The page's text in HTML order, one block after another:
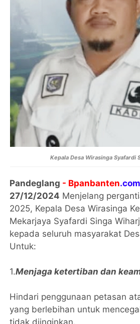
Kepala Desa Wirasinga Syafardi
Pandeglang - Bpanbanten
27/12/2024 Menjelang
2025, Kepala Desa Wirasinga
Mekarjaya Syafardi Singa
kepada seluruh masyarakat
Untuk:
1.Menjaga ketertiban dan
Hindari penggunaan petasan
yang berlebihan untuk
tidak diinginkan.